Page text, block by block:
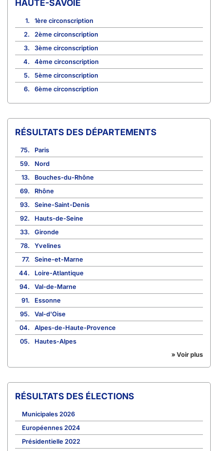
HAUTE-SAVOIE
1.
1ère circonscription
2.
2ème circonscription
3.
3ème circonscription
4.
4ème circonscription
5.
5ème circonscription
6.
6ème circonscription
RÉSULTATS DES DÉPARTEMENTS
75.
Paris
59.
Nord
13.
Bouches-du-Rhône
69.
Rhône
93.
Seine-Saint-Denis
92.
Hauts-de-Seine
33.
Gironde
78.
Yvelines
77.
Seine-et-Marne
44.
Loire-Atlantique
94.
Val-de-Marne
91.
Essonne
95.
Val-d'Oise
04.
Alpes-de-Haute-Provence
05.
Hautes-Alpes
» Voir plus
RÉSULTATS DES ÉLECTIONS
Municipales 2026
Européennes 2024
Présidentielle 2022